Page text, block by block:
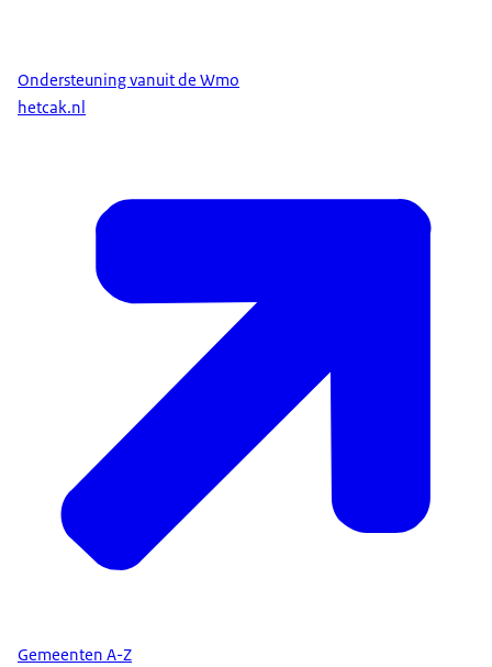
een ontmoetingsruimte voor eenzame mensen;
vervoer in de regio;
aanpassingen in de woning (bijvoorbeeld een
traplift of een verhoogd toilet);
ondersteuning van mantelzorgers;
huishoudelijke hulp.
Hoe kunt u ondersteuning
aanvragen?
Voor ondersteuning uit de Wmo 2015 moet u naar
uw gemeente. De gemeente onderzoekt uw
persoonlijke situatie. Een medewerker praat
daarvoor met u en mensen in uw omgeving. U
Ondersteuning vanuit de Wmo
hetcak.nl
Gemeenten A-Z